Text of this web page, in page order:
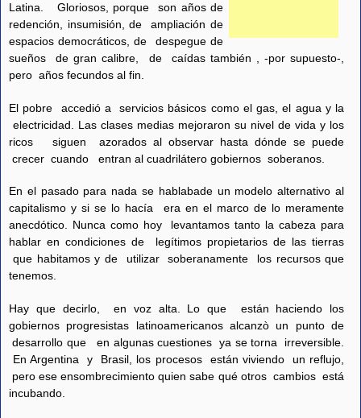
Latina. Gloriosos, porque son años de
redención, insumisión, de ampliación de
espacios democráticos, de despegue de
sueños de gran calibre, de caídas también , -por supuesto-,
pero años fecundos al fin.
El pobre accedió a servicios básicos como el gas, el agua y la
electricidad. Las clases medias mejoraron su nivel de vida y los
ricos siguen azorados al observar hasta dónde se puede
crecer cuando entran al cuadrilátero gobiernos soberanos.
En el pasado para nada se hablabade un modelo alternativo al
capitalismo y si se lo hacía era en el marco de lo meramente
anecdótico. Nunca como hoy levantamos tanto la cabeza para
hablar en condiciones de legítimos propietarios de las tierras
que habitamos y de utilizar soberanamente los recursos que
tenemos.
Hay que decirlo, en voz alta. Lo que están haciendo los
gobiernos progresistas latinoamericanos alcanzò un punto de
desarrollo que en algunas cuestiones ya se torna irreversible.
En Argentina y Brasil, los procesos están viviendo un reflujo,
pero ese ensombrecimiento quien sabe qué otros cambios está
incubando.